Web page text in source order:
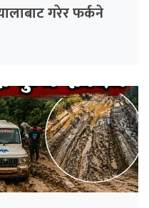
गरेर फर्कने